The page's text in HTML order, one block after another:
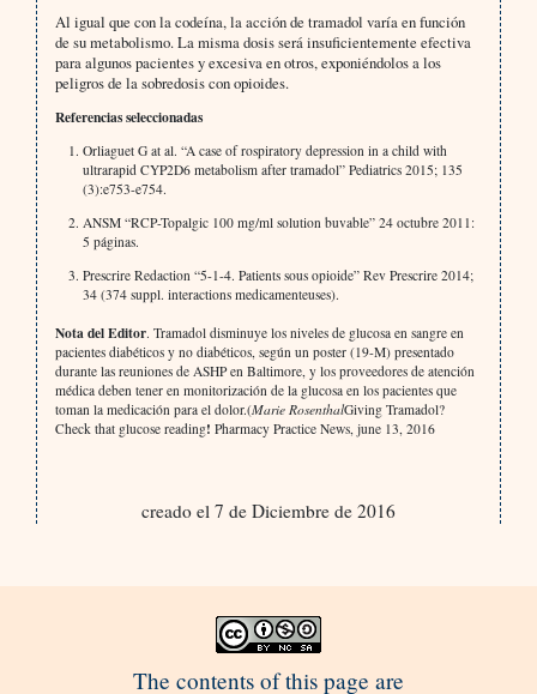
Al igual que con la codeína, la acción de tramadol varía en función
de su metabolismo. La misma dosis será insuficientemente efectiva
para algunos pacientes y excesiva en otros, exponiéndolos a los
peligros de la sobredosis con opioides.
Referencias seleccionadas
Orliaguet G at al. “A case of rospiratory depression in a child with
ultrarapid CYP2D6 metabolism after tramadol” Pediatrics 2015; 135
(3):e753-e754.
ANSM “RCP-Topalgic 100 mg/ml solution buvable” 24 octubre 2011:
5 páginas.
Prescrire Redaction “5-1-4. Patients sous opioide” Rev Prescrire 2014;
34 (374 suppl. interactions medicamenteuses).
Nota del Editor. Tramadol disminuye los niveles de glucosa en sangre en
pacientes diabéticos y no diabéticos, según un poster (19-M) presentado
durante las reuniones de ASHP en Baltimore, y los proveedores de atención
médica deben tener en monitorización de la glucosa en los pacientes que
toman la medicación para el dolor.(Marie RosenthalGiving Tramadol?
Check that glucose reading! Pharmacy Practice News, june 13, 2016
creado el 7 de Diciembre de 2016
The contents of this page are